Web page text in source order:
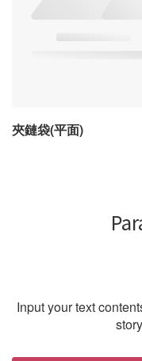
夾鏈袋(平面)
Input your text